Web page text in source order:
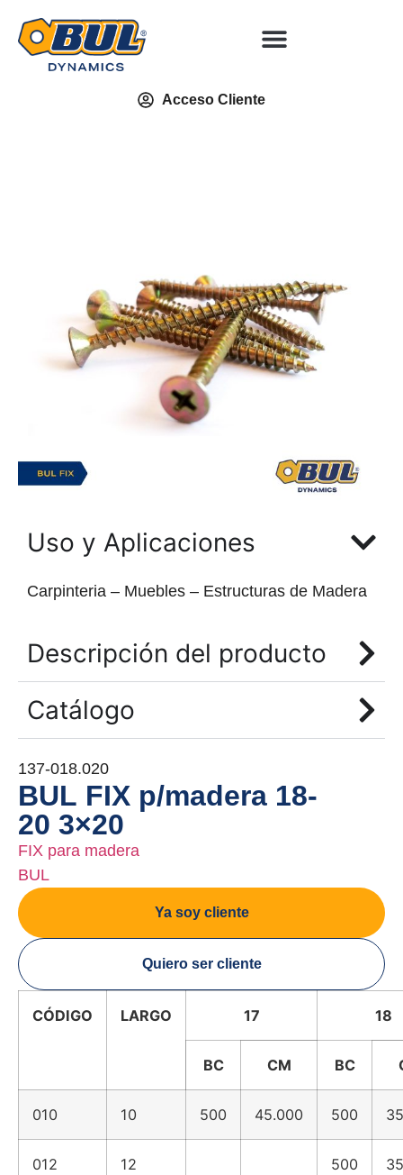
Acceso Cliente
Uso y Aplicaciones
Carpinteria – Muebles – Estructuras de Madera
Descripción del producto
Catálogo
137-018.020
BUL FIX p/madera 18-
20 3×20
FIX para madera
BUL
Ya soy cliente
Quiero ser cliente
CÓDIGO LARGO 17 18
BC CM BC
010 10 500 45.000 500
012 12 500